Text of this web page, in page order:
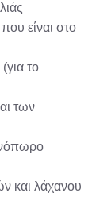
είναι στο
το
των
και λάχανου